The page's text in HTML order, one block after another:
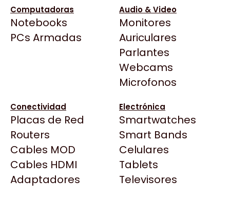
Computadoras
Notebooks
PCs Armadas
Audio & Video
Monitores
Auriculares
Parlantes
Webcams
Microfonos
Conectividad
Placas de Red
Routers
Cables MOD
Cables HDMI
Adaptadores
Electrónica
Smartwatches
Smart Bands
Celulares
Tablets
Televisores
BenQ
CX
Cooler Master
Deepcool
Dell
EVGA
Gamemax
Genesis
Genius
Todas las Tiendas
Click Gaming
Compufan Store
Dinobyte
Full H4rd
Gaming City
Gezatek
$1.321.579
Ver producto en la página de BitHard